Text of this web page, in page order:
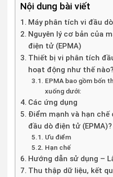
Nội dung bài viết
Máy phân tích vi đầu
Nguyên lý cơ bản của
điện tử (EPMA)
Thiết bị vi phân tích
hoạt động như thế nào?
EPMA bao gồm bốn
xuống dưới:
Các ứng dụng
Điểm mạnh và hạn chế
đầu dò điện tử (EPMA)?
Ưu điểm
Hạn chế
Hướng dẫn sử dụng –
Thu thập dữ liệu, kết